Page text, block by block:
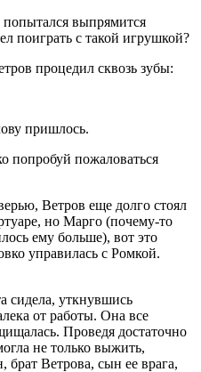
выпрямится
поиграть с такой игрушкой?
процедил сквозь зубы:
пришлось.
попробуй пожаловаться
Ветров еще долго стоял
но Марго (почему-то
ему больше), вот это
управилась с Ромкой.
сидела, уткнувшись
от работы. Она все
Проведя достаточно
не только выжить,
брат Ветрова, сын ее врага,